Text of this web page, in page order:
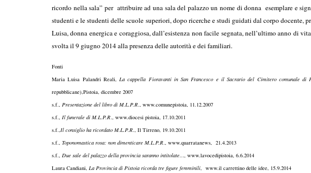
ricordo nella sala” per attribuire ad una sala del palazzo un nome di donna esemplare e
studenti e le studenti delle scuole superiori, dopo ricerche e studi guidati dal corpo
Luisa, donna energica e coraggiosa, dall’esistenza non facile segnata, nell’ultimo anno di
svolta il 9 giugno 2014 alla presenza delle autorità e dei familiari.
Fonti
Maria Luisa Palandri Reali, La cappella Fioravanti in San Francesco e il Sacrario del Cimitero comunale di
repubblicane),Pistoia, dicembre 2007
s.f., Presentazione del libro di M.L.P.R ., www.comunepistoia,
s.f., Il funerale di M.L.P.R ., www.diocesi pistoia,
s.f., Il consiglio ha ricordato M.L.P.R ., Il Tirreno,
s.f., Toponomastica rosa: non dimenticare M.L.P.R ., www.quarratanews,
s.f., Due sale del palazzo della provincia saranno intitolate…
, www.lavocedipistoia,
Laura Candiani, La Provincia di Pistoia ricorda tre figure femminili , www.il carrettino delle idee, 15.9.2014